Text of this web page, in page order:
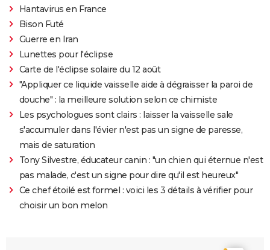
Hantavirus en France
Bison Futé
Guerre en Iran
Lunettes pour l'éclipse
Carte de l'éclipse solaire du 12 août
"Appliquer ce liquide vaisselle aide à dégraisser la paroi de
douche" : la meilleure solution selon ce chimiste
Les psychologues sont clairs : laisser la vaisselle sale
s'accumuler dans l'évier n'est pas un signe de paresse,
mais de saturation
Tony Silvestre, éducateur canin : "un chien qui éternue n'est
pas malade, c'est un signe pour dire qu'il est heureux"
Ce chef étoilé est formel : voici les 3 détails à vérifier pour
choisir un bon melon